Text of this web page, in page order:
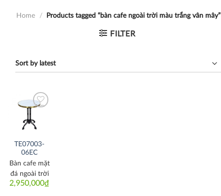
Home / Products tagged “bàn cafe ngoài trời màu trắng vân mây”
FILTER
Thích
TE07003-
06EC
2,950,000₫
Bàn cafe mặt
đá ngoài trời